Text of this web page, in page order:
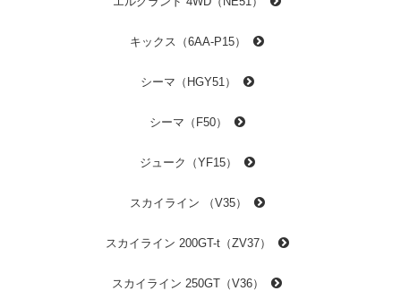
キックス（6AA-P15）
シーマ（HGY51）
シーマ（F50）
ジューク（YF15）
スカイライン （V35）
スカイライン 200GT-t（ZV37）
スカイライン 250GT（V36）